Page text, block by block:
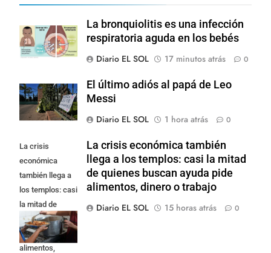
La bronquiolitis es una infección
respiratoria aguda en los bebés
Diario EL SOL
17 minutos atrás 0
El último adiós al papá de Leo
Messi
Diario EL SOL
1 hora atrás 0
La crisis
económica
también llega a
los templos: casi
la mitad de
quienes buscan
ayuda pide
alimentos,
La crisis económica también
llega a los templos: casi la mitad
de quienes buscan ayuda pide
alimentos, dinero o trabajo
Diario EL SOL
15 horas atrás 0